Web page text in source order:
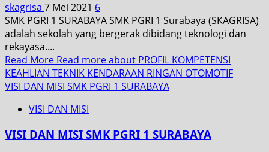
skagrisa 7 Mei 2021 6
SMK PGRI 1 SURABAYA SMK PGRI 1 Surabaya (SKAGRISA)
adalah sekolah yang bergerak dibidang teknologi dan
rekayasa....
Read More Read more about PROFIL KOMPETENSI
KEAHLIAN TEKNIK KENDARAAN RINGAN OTOMOTIF
VISI DAN MISI SMK PGRI 1 SURABAYA
VISI DAN MISI
VISI DAN MISI SMK PGRI 1 SURABAYA